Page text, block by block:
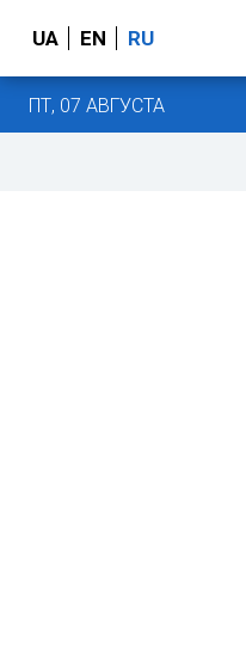
UA EN RU
ПТ, 07 АВГУСТА